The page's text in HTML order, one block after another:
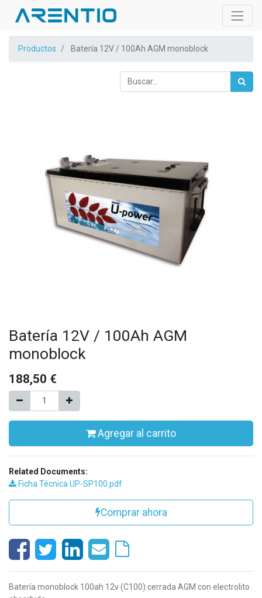
Productos Batería 12V / 100Ah AGM monoblock
Batería 12V / 100Ah AGM
monoblock
188,50 €
Agregar al carrito
Related Documents:
Ficha Técnica UP-SP100.pdf
Comprar ahora
Batería monoblock 100ah 12v (C100) cerrada AGM con electrolito